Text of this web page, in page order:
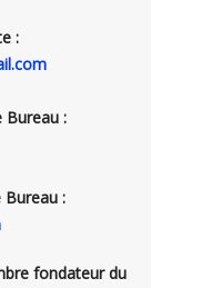
:
Bureau :
Bureau :
fondateur du